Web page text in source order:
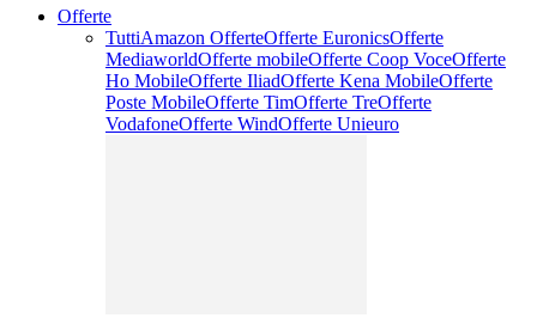
Offerte
TuttiAmazon OfferteOfferte EuronicsOfferte
MediaworldOfferte mobileOfferte Coop VoceOfferte
Ho MobileOfferte IliadOfferte Kena MobileOfferte
Poste MobileOfferte TimOfferte TreOfferte
VodafoneOfferte WindOfferte Unieuro